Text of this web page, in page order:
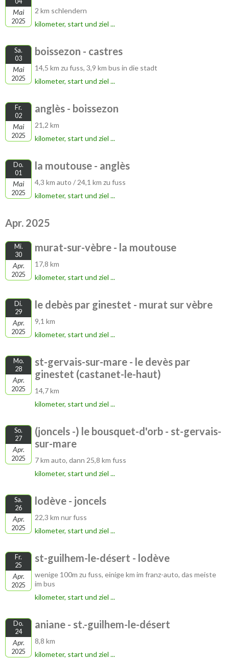
Mai
2025
2 km schlendern
kilometer, start und ziel ...
Sa.
03
Mai
2025
boissezon - castres
14,5 km zu fuss, 3,9 km bus in die stadt
kilometer, start und ziel ...
Fr.
02
Mai
2025
anglès - boissezon
21,2 km
kilometer, start und ziel ...
Do.
01
Mai
2025
la moutouse - anglès
4,3 km auto / 24,1 km zu fuss
kilometer, start und ziel ...
Apr. 2025
Mi.
30
Apr.
2025
murat-sur-vèbre - la moutouse
17,8 km
kilometer, start und ziel ...
Di.
29
Apr.
2025
le debès par ginestet - murat sur vèbre
9,1 km
kilometer, start und ziel ...
Mo.
28
Apr.
2025
st-gervais-sur-mare - le devès par
ginestet (castanet-le-haut)
14,7 km
kilometer, start und ziel ...
So.
27
Apr.
2025
(joncels -) le bousquet-d'orb - st-gervais-
sur-mare
7 km auto, dann 25,8 km fuss
kilometer, start und ziel ...
Sa.
26
Apr.
2025
lodève - joncels
22,3 km nur fuss
kilometer, start und ziel ...
Fr.
25
Apr.
2025
st-guilhem-le-désert - lodève
wenige 100m zu fuss, einige km im franz-auto, das meiste
im bus
kilometer, start und ziel ...
Do.
24
Apr.
2025
aniane - st.-guilhem-le-désert
8,8 km
kilometer, start und ziel ...